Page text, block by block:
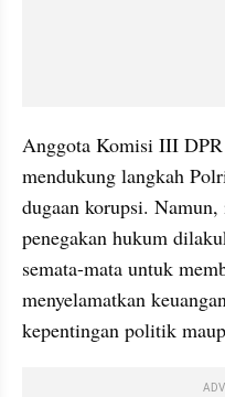
Anggota Komisi III
mendukung langkah
dugaan korupsi.
penegakan hukum
semata-mata untuk
menyelamatkan
kepentingan politik